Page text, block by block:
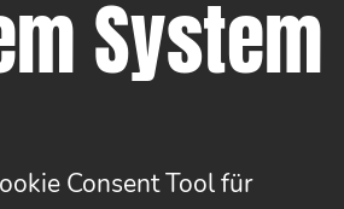
System
Consent Tool für